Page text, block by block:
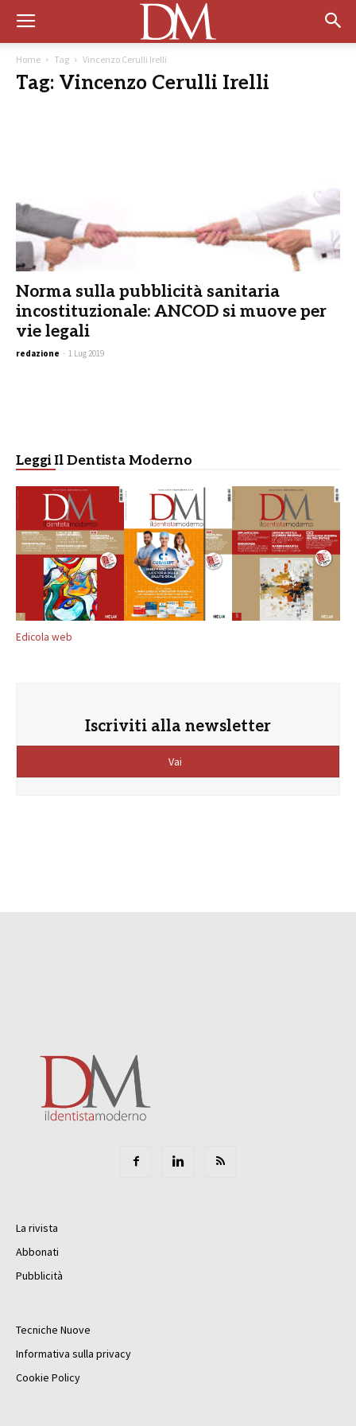
Home Tag Vincenzo Cerulli Irelli
Tag: Vincenzo Cerulli Irelli
Norma sulla pubblicità sanitaria
incostituzionale: ANCOD si muove per
vie legali
redazione - 1 Lug 2019
Leggi Il Dentista Moderno
Edicola web
Iscriviti alla newsletter
Vai
La rivista
Abbonati
Pubblicità
Tecniche Nuove
Informativa sulla privacy
Cookie Policy